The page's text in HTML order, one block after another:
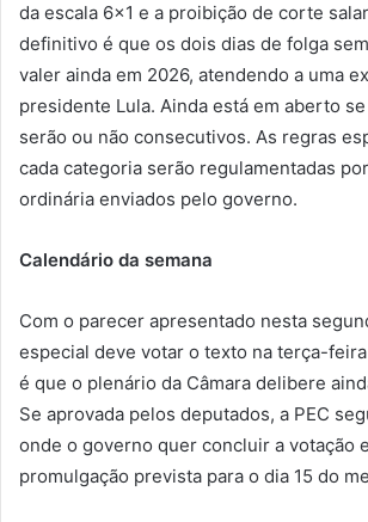
da escala 6×1 e a proibição de corte
definitivo é que os dois dias de folga
valer ainda em 2026, atendendo a uma
presidente Lula. Ainda está em aberto
serão ou não consecutivos. As regras
cada categoria serão regulamentadas
ordinária enviados pelo governo.
Calendário da semana
Com o parecer apresentado nesta
especial deve votar o texto na terça-
é que o plenário da Câmara delibere
Se aprovada pelos deputados, a PEC
onde o governo quer concluir a votação
promulgação prevista para o dia 15 do